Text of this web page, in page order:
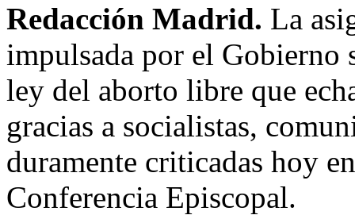
Redacción Madrid. La
impulsada por el Gobierno
ley del aborto libre que
gracias a socialistas,
duramente criticadas hoy
Conferencia Episcopal.